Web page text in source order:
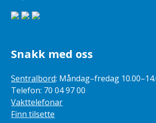
Snakk med oss
Sentralbord: Måndag–fredag
Telefon: 70 04 97 00
Vakttelefonar
Finn tilsette